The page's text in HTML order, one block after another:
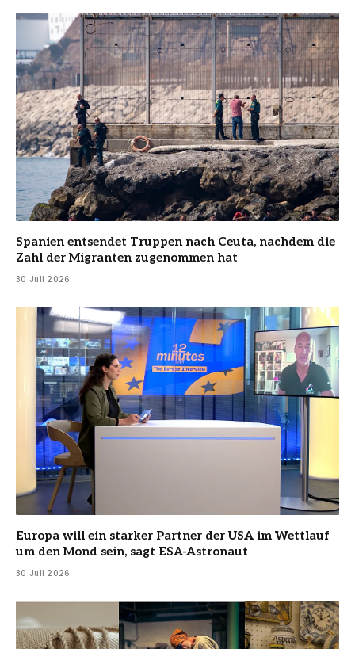
Spanien entsendet Truppen nach Ceuta, nachdem die
Zahl der Migranten zugenommen hat
30 Juli 2026
Europa will ein starker Partner der USA im Wettlauf
um den Mond sein, sagt ESA-Astronaut
30 Juli 2026